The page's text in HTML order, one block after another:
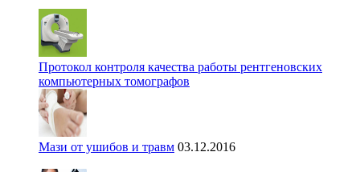
Протокол контроля качества работы рентгеновских
компьютерных томографов
Мази от ушибов и травм 03.12.2016